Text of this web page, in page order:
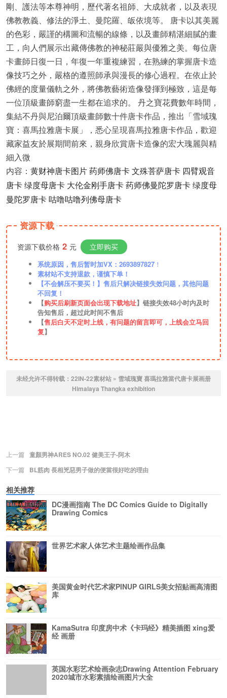
剛、護法等本尊神明，歷代著名祖師、大成就者，以及表現
佛教教義、修法的淨土、曼陀羅、皈依境等。 唐卡以其美麗
的色彩，嚴謹的構圖和流暢的線條，以及畫師精湛細膩的畫
工，向人們展示出藏傳佛教的神秘莊嚴與優雅之美。每位唐
卡畫師日復一日，年復一年重複練習，在熟練的掌握唐卡造
像技巧之外，嚴格的遵照師承與漫長的修心過程。在依止於
佛經的度量儀軌之外，將佛教藝術造像發揮到極致，這是每
一位頂級畫師窮盡一生都在追求的。 丹之寶花費數年時間，
集結不丹與尼泊爾頂級畫師數十件唐卡作品，推出「雪域瑰
寶：喜馬拉雅唐卡展」，悉心呈現喜馬拉雅唐卡作品，歡迎
藏家益友於展期間前來，親身欣賞唐卡造像的宏大瑰麗與精
細入微
内容： 黄财神唐卡图片 药师佛唐卡 文殊菩萨唐卡 四臂观音
唐卡 绿度母唐卡 大伦金刚手唐卡 药师佛曼陀罗唐卡 绿度母
曼陀罗唐卡 咕噜咕噜列佛母唐卡
资源下载
资源下载价格 2 元 立即购买
系统原因，售后暂时加VX：2693897827 ！
素材站不支持退款，谨慎下单！
【不会解压不要买！】售后只解决链接失效问题，其他问题
不回复！
【购买后刷新页面会出现下载地址】链接失效48小时内及时
告知售后，超过此时间不售后
【售后白天不定时上线，有问题的留言即可，上线会立马回
复】
未经允许不得转载： 22IN-22素材站 » 雪域瑰寶 喜瑪拉雅當代唐卡展画册
Himalaya Thangka exhibition
上一篇 童顏男神ARES NO.02 健美王子-阿木
下一篇
BL筋肉 長相兇惡男子做的便當很好吃的理由
相关推荐
DC漫画指南 The DC Comics Guide to Digitally
Drawing Comics
世界艺术家人体艺术主题绘画作品集
美国黄金时代艺术家PINUP GIRLS美女招贴画高清图
库
KamaSutra 印度房中术《卡玛经》精美插图 xing爱
经 画册
英国水彩艺术绘画杂志Drawing Attention February
2020城市水彩素描绘画图片大全